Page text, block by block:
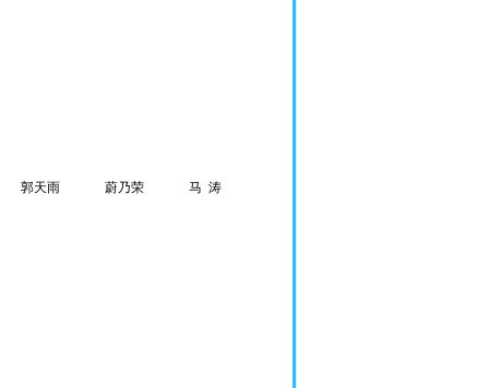
郭天雨 蔚乃荣 马 涛